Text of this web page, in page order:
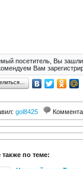
посетитель, Вы зашли
Вам
gol8425
по теме: